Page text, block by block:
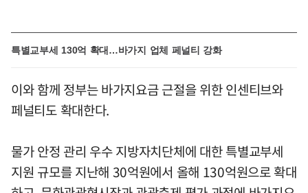
특별교부세 130억 확대…바가지 업체 페널티 강화
이와 함께 정부는 바가지요금 근절을 위한 인센티브와
페널티도 확대한다.
물가 안정 관리 우수 지방자치단체에 대한 특별교부세
지원 규모를 지난해 30억원에서 올해 130억원으로 확대